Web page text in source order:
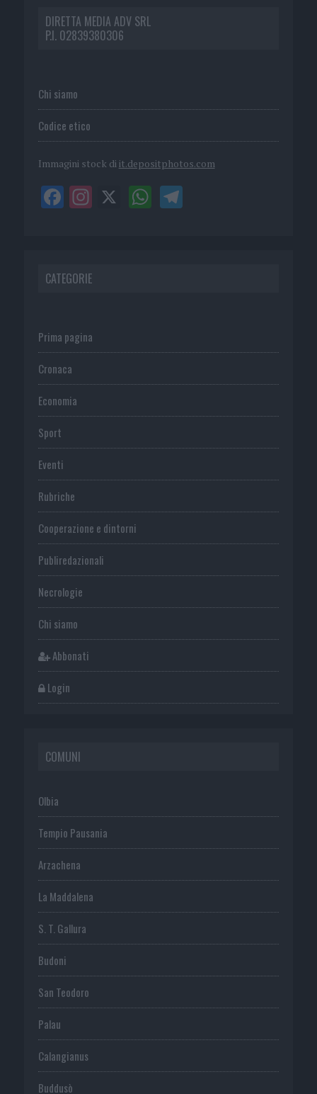
DIRETTA MEDIA ADV SRL
P.I. 02839380306
Chi siamo
Codice etico
Immagini stock di it.depositphotos.com
CATEGORIE
Prima pagina
Cronaca
Economia
Sport
Eventi
Rubriche
Cooperazione e dintorni
Publiredazionali
Necrologie
Chi siamo
Abbonati
Login
COMUNI
Olbia
Tempio Pausania
Arzachena
La Maddalena
S. T. Gallura
Budoni
San Teodoro
Palau
Calangianus
Buddusò